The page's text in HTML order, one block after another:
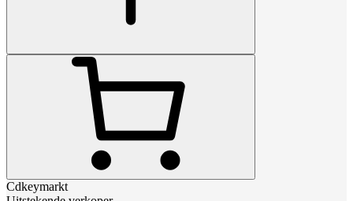
Cdkeymarkt